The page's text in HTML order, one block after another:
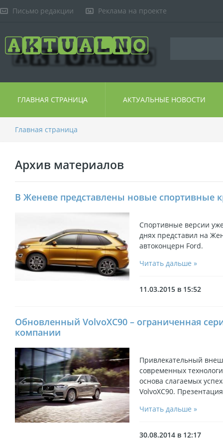
Письмо редакции Реклама на проекте
ГЛАВНАЯ СТРАНИЦА АКТУАЛЬНЫЕ НОВОСТИ
Главная страница
Архив материалов
В Женеве представлены новые спортивные
Спортивные версии
днях представил на
автоконцерн Ford.
Читать дальше »
11.03.2015 в 15:52
Обновленный VolvoXC90 – ограниченная
компании
Привлекательный
современных
основа слагаемых
VolvoXC90.
Читать дальше »
30.08.2014 в 12:17